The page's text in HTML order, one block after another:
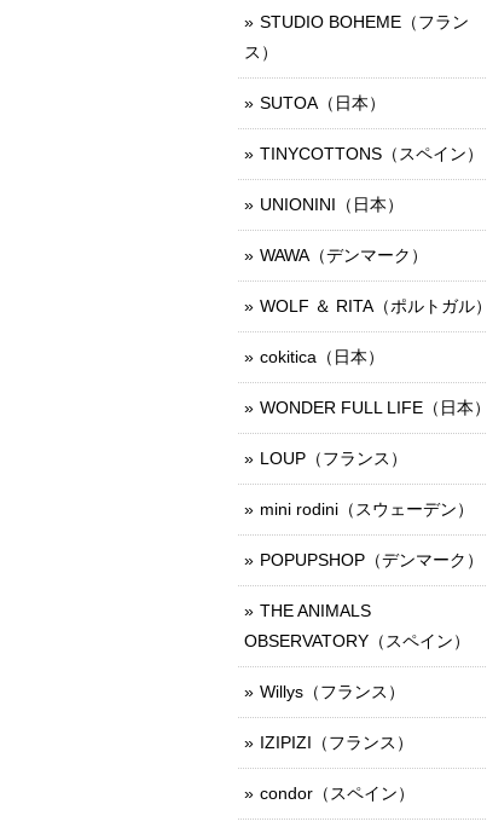
STUDIO BOHEME（フラン
ス）
SUTOA（日本）
TINYCOTTONS（スペイン）
UNIONINI（日本）
WAWA（デンマーク）
WOLF ＆ RITA（ポルトガル）
cokitica（日本）
WONDER FULL LIFE（日本）
LOUP（フランス）
mini rodini（スウェーデン）
POPUPSHOP（デンマーク）
THE ANIMALS
OBSERVATORY（スペイン）
Willys（フランス）
IZIPIZI（フランス）
condor（スペイン）